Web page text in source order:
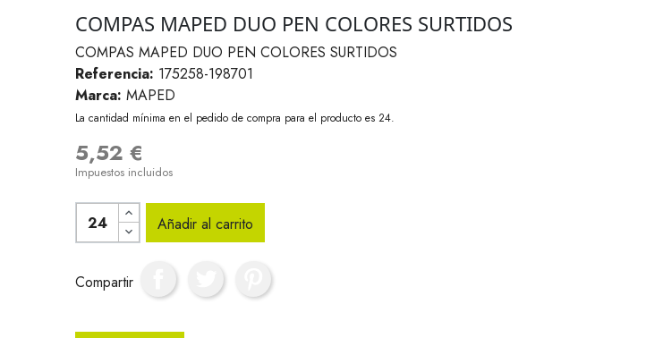
COMPAS MAPED DUO PEN COLORES SURTIDOS
COMPAS MAPED DUO PEN COLORES SURTIDOS
Referencia: 175258-198701
Marca: MAPED
La cantidad mínima en el pedido de compra para el producto es 24.
5,52 €
Impuestos incluidos
Añadir al carrito
Compartir